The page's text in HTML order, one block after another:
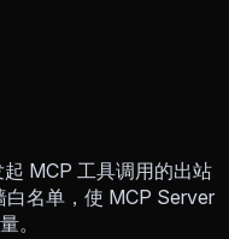
MCP 工具调用的出站
名单，使 MCP Server
。